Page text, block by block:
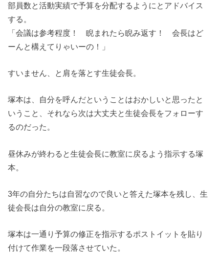
部員数と活動実績で予算を分配するようにとアドバイス
する。
「会議は参考程度！ 睨まれたら睨み返す！ 会長はど
ーんと構えてりゃいーの！」
すいません、と肩を落とす生徒会長。
塚本は、自分を呼んだということはおかしいと思ったと
いうこと、それなら次は大丈夫と生徒会長をフォローす
るのだった。
昼休みが終わると生徒会長に教室に戻るよう指示する塚
本。
3年の自分たちは自習なので良いと答えた塚本を残し、生
徒会長は自分の教室に戻る。
塚本は一通り予算の修正を指示するポストイットを貼り
付けて作業を一段落させていた。